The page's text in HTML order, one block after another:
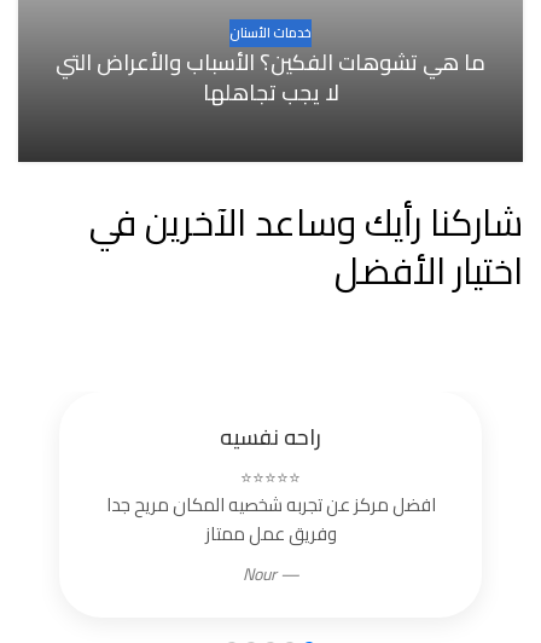
خدمات الأسنان
ما هي تشوهات الفكين؟ الأسباب والأعراض التي
لا يجب تجاهلها
شاركنا رأيك وساعد الآخرين في
اختيار الأفضل
راحه نفسيه
⭐⭐⭐⭐⭐
افضل مركز عن تجربه شخصيه المكان مريح جدا
وفريق عمل ممتاز
— Nour